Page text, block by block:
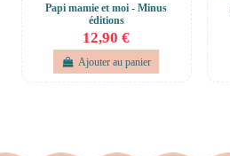
Papi mamie et moi - Minus
éditions
12,90 €
Ajouter au panier